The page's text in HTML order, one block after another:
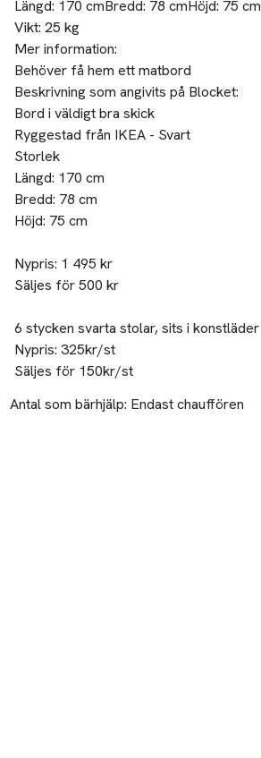
Längd: 170 cmBredd: 78 cmHöjd: 75 cm
Vikt: 25 kg
Mer information:
Behöver få hem ett matbord
Beskrivning som angivits på Blocket:
Bord i väldigt bra skick
Ryggestad från IKEA - Svart
Storlek
Längd: 170 cm
Bredd: 78 cm
Höjd: 75 cm
Nypris: 1 495 kr
Säljes för 500 kr
6 stycken svarta stolar, sits i konstläder
Nypris: 325kr/st
Säljes för 150kr/st
Antal som bärhjälp: Endast chauffören